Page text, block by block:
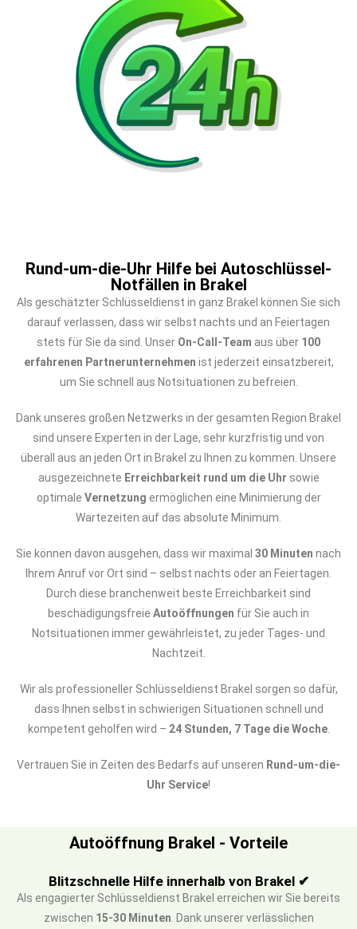
Rund-um-die-Uhr Hilfe bei Autoschlüssel-
Notfällen in Brakel
Als geschätzter Schlüsseldienst in ganz Brakel können Sie sich
darauf verlassen, dass wir selbst nachts und an Feiertagen
stets für Sie da sind. Unser On-Call-Team aus über 100
erfahrenen Partnerunternehmen ist jederzeit einsatzbereit,
um Sie schnell aus Notsituationen zu befreien.
Dank unseres großen Netzwerks in der gesamten Region Brakel
sind unsere Experten in der Lage, sehr kurzfristig und von
überall aus an jeden Ort in Brakel zu Ihnen zu kommen. Unsere
ausgezeichnete Erreichbarkeit rund um die Uhr sowie
optimale Vernetzung ermöglichen eine Minimierung der
Wartezeiten auf das absolute Minimum.
Sie können davon ausgehen, dass wir maximal 30 Minuten nach
Ihrem Anruf vor Ort sind – selbst nachts oder an Feiertagen.
Durch diese branchenweit beste Erreichbarkeit sind
beschädigungsfreie Autoöffnungen für Sie auch in
Notsituationen immer gewährleistet, zu jeder Tages- und
Nachtzeit.
Wir als professioneller Schlüsseldienst Brakel sorgen so dafür,
dass Ihnen selbst in schwierigen Situationen schnell und
kompetent geholfen wird – 24 Stunden, 7 Tage die Woche.
Vertrauen Sie in Zeiten des Bedarfs auf unseren Rund-um-die-
Uhr Service!
Autoöffnung Brakel - Vorteile
Blitzschnelle Hilfe innerhalb von Brakel ✔
Als engagierter Schlüsseldienst Brakel erreichen wir Sie bereits
zwischen 15-30 Minuten . Dank unserer verlässlichen